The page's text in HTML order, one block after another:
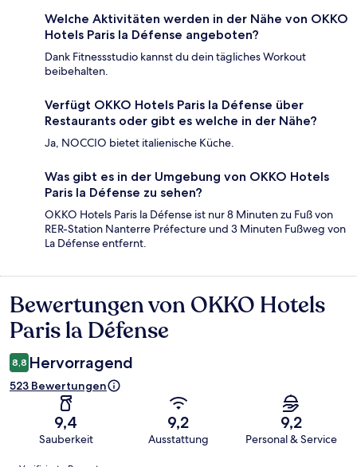
Welche Aktivitäten werden in der Nähe von OKKO
Hotels Paris la Défense angeboten?
Dank Fitnessstudio kannst du dein tägliches Workout
beibehalten.
Verfügt OKKO Hotels Paris la Défense über
Restaurants oder gibt es welche in der Nähe?
Ja, NOCCIO bietet italienische Küche.
Was gibt es in der Umgebung von OKKO Hotels
Paris la Défense zu sehen?
OKKO Hotels Paris la Défense ist nur 8 Minuten zu Fuß von
RER-Station Nanterre Préfecture und 3 Minuten Fußweg von
La Défense entfernt.
Bewertungen
Bewertungen von OKKO Hotels
Paris la Défense
8,8 Hervorragend
523 Bewertungen
9,4
Sauberkeit
9,2
Ausstattung
9,2
Personal & Service